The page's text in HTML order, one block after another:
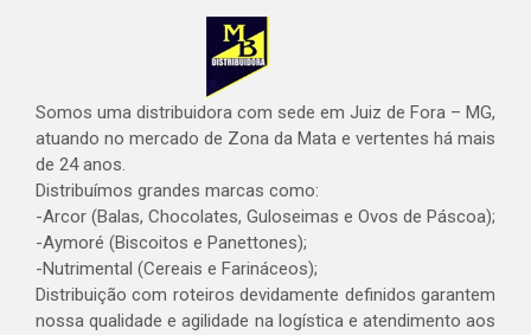
Somos uma distribuidora com sede em Juiz de Fora – MG,
atuando no mercado de Zona da Mata e vertentes há mais
de 24 anos.
Distribuímos grandes marcas como:
-Arcor (Balas, Chocolates, Guloseimas e Ovos de Páscoa);
-Aymoré (Biscoitos e Panettones);
-Nutrimental (Cereais e Farináceos);
Distribuição com roteiros devidamente definidos garantem
nossa qualidade e agilidade na logística e atendimento aos